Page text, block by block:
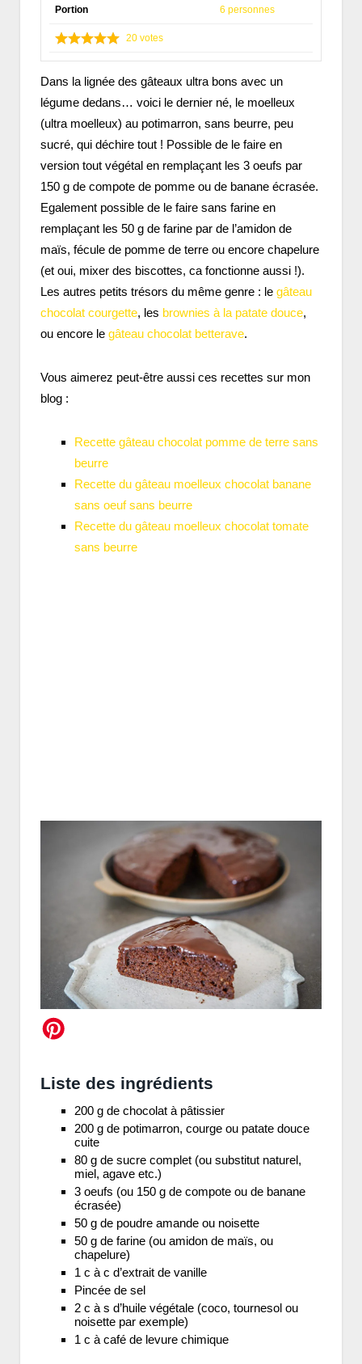
Portion 6 personnes
20 votes
Dans la lignée des gâteaux ultra bons avec un
légume dedans… voici le dernier né, le moelleux
(ultra moelleux) au potimarron, sans beurre, peu
sucré, qui déchire tout ! Possible de le faire en
version tout végétal en remplaçant les 3 oeufs par
150 g de compote de pomme ou de banane écrasée.
Egalement possible de le faire sans farine en
remplaçant les 50 g de farine par de l’amidon de
maïs, fécule de pomme de terre ou encore chapelure
(et oui, mixer des biscottes, ca fonctionne aussi !).
Les autres petits trésors du même genre : le gâteau
chocolat courgette, les brownies à la patate douce,
ou encore le gâteau chocolat betterave.
Vous aimerez peut-être aussi ces recettes sur mon
blog :
Recette gâteau chocolat pomme de terre sans
beurre
Recette du gâteau moelleux chocolat banane
sans oeuf sans beurre
Recette du gâteau moelleux chocolat tomate
sans beurre
Liste des ingrédients
200 g de chocolat à pâtissier
200 g de potimarron, courge ou patate douce
cuite
80 g de sucre complet (ou substitut naturel,
miel, agave etc.)
3 oeufs (ou 150 g de compote ou de banane
écrasée)
50 g de poudre amande ou noisette
50 g de farine (ou amidon de maïs, ou
chapelure)
1 c à c d’extrait de vanille
Pincée de sel
2 c à s d’huile végétale (coco, tournesol ou
noisette par exemple)
1 c à café de levure chimique